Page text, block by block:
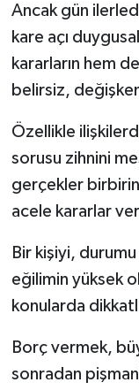
Ancak gün
kare açı
kararların hem
belirsiz,
Özellikle
sorusu zihnini
gerçekler
acele kararlar
Bir kişiyi,
eğilimin yüksek
konularda
Borç vermek,
sonradan